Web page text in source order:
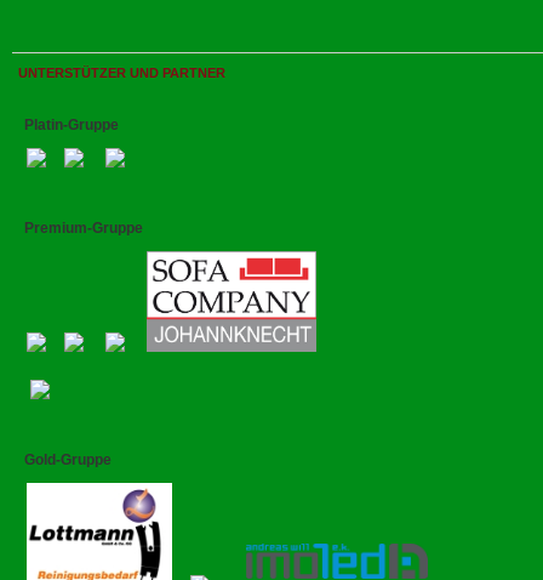
UNTERSTÜTZER UND PARTNER
Platin-Gruppe
Premium-Gruppe
Gold-Gruppe